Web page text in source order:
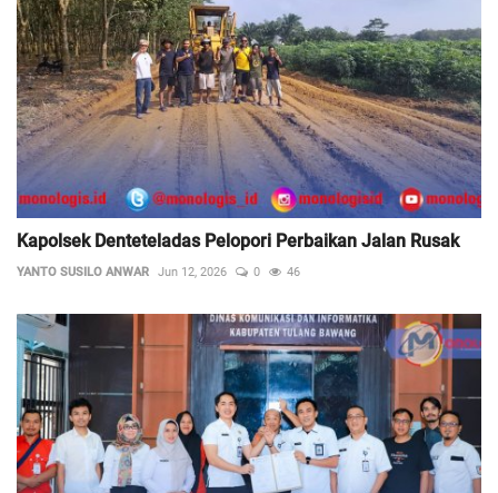
Kapolsek Denteteladas Pelopori Perbaikan Jalan Rusak
YANTO SUSILO ANWAR Jun 12, 2026 0 46